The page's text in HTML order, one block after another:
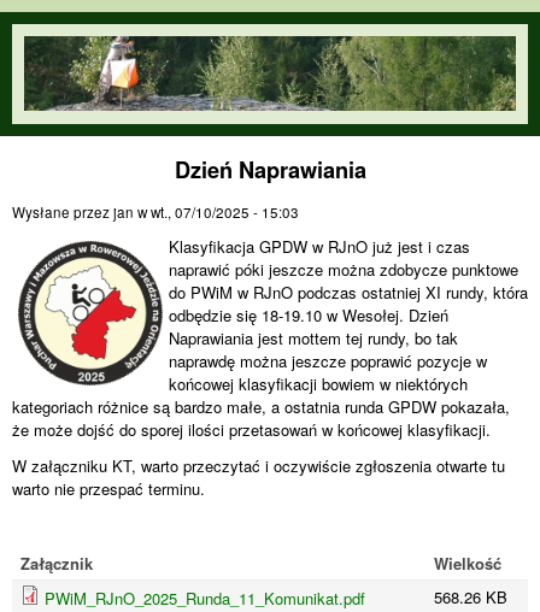
Przejdź do treści
orienteering.waw.pl
Dzień Naprawiania
Wysłane przezjan wwt., 07/10/2025 - 15:03
Klasyfikacja GPDW w RJnO już jest i czas
naprawić póki jeszcze można zdobycze punktowe
do PWiM w RJnO podczas ostatniej XI rundy, która
odbędzie się 18-19.10 w Wesołej. Dzień
Naprawiania jest mottem tej rundy, bo tak
naprawdę można jeszcze poprawić pozycje w
końcowej klasyfikacji bowiem w niektórych
kategoriach różnice są bardzo małe, a ostatnia runda GPDW pokazała,
że może dojść do sporej ilości przetasowań w końcowej klasyfikacji.
W załączniku KT, warto przeczytać i oczywiście zgłoszenia otwarte tu
warto nie przespać terminu.
Załącznik
Wielkość
PWiM_RJnO_2025_Runda_11_Komunikat.pdf
568.26 KB